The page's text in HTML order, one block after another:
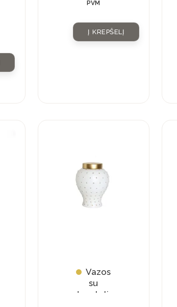
PVM
Į KREPŠELĮ
Vazos
su
dangteliu